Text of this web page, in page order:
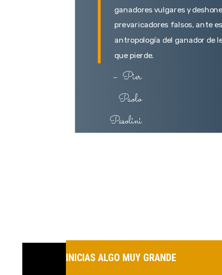
ganadores vulgares y
prevaricadores falsos, ante
antropología del ganador de
que pierde.
– Pier
Paolo
Pasolini
INICIAS ALGO MUY GRANDE